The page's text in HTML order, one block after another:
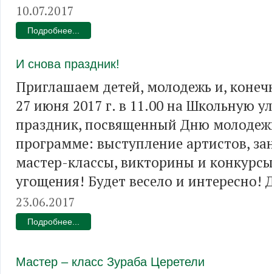
10.07.2017
Подробнее...
И снова праздник!
Приглашаем детей, молодежь и,
27 июня 2017 г. в 11.00 на Школьную
праздник, посвященный Дню
программе: выступление артистов,
мастер-классы, викторины и
угощения! Будет весело и интересно!
23.06.2017
Подробнее...
Мастер – класс Зураба Церетели